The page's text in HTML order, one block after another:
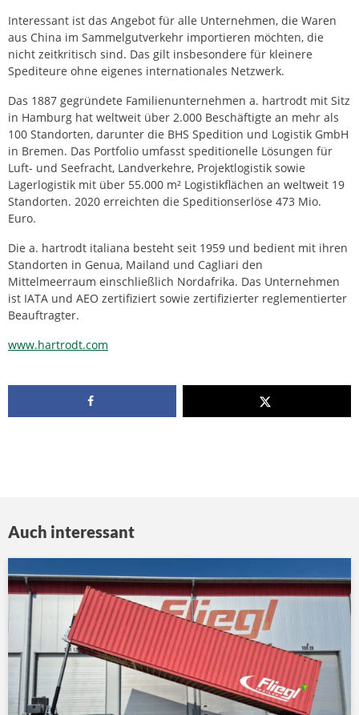
Interessant ist das Angebot für alle Unternehmen, die Waren
aus China im Sammelgutverkehr importieren möchten, die
nicht zeitkritisch sind. Das gilt insbesondere für kleinere
Spediteure ohne eigenes internationales Netzwerk.
Das 1887 gegründete Familienunternehmen a. hartrodt mit Sitz
in Hamburg hat weltweit über 2.000 Beschäftigte an mehr als
100 Standorten, darunter die BHS Spedition und Logistik GmbH
in Bremen. Das Portfolio umfasst speditionelle Lösungen für
Luft- und Seefracht, Landverkehre, Projektlogistik sowie
Lagerlogistik mit über 55.000 m² Logistikflächen an weltweit 19
Standorten. 2020 erreichten die Speditionserlöse 473 Mio.
Euro.
Die a. hartrodt italiana besteht seit 1959 und bedient mit ihren
Standorten in Genua, Mailand und Cagliari den
Mittelmeerraum einschließlich Nordafrika. Das Unternehmen
ist IATA und AEO zertifiziert sowie zertifizierter reglementierter
Beauftragter.
www.hartrodt.com
Auch interessant